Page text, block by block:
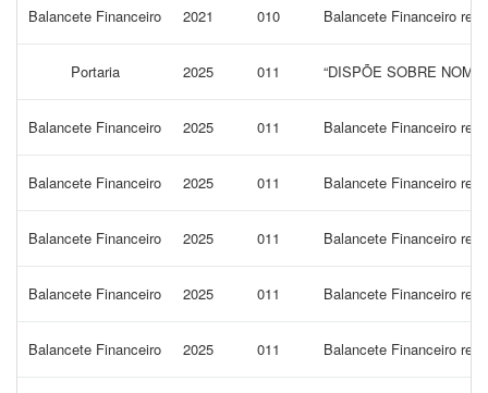
Balancete Financeiro 2021 010 Balancete Financeiro
Portaria 2025 011 “DISPÕE SOBRE
Balancete Financeiro 2025 011 Balancete Financeiro
Balancete Financeiro 2025 011 Balancete Financeiro
Balancete Financeiro 2025 011 Balancete Financeiro
Balancete Financeiro 2025 011 Balancete Financeiro
Balancete Financeiro 2025 011 Balancete Financeiro